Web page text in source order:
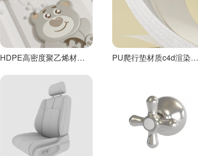
HDPE高密度聚乙烯材质
PU爬行垫材质c4d渲染工